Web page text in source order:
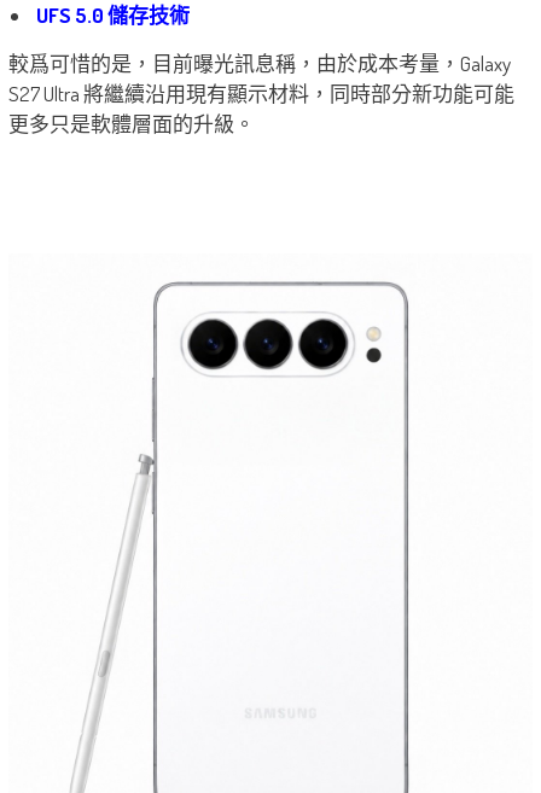
UFS 5.0 儲存技術
較爲可惜的是，目前曝光訊息稱，由於成本考量，Galaxy
S27 Ultra 將繼續沿用現有顯示材料，同時部分新功能可能
更多只是軟體層面的升級。